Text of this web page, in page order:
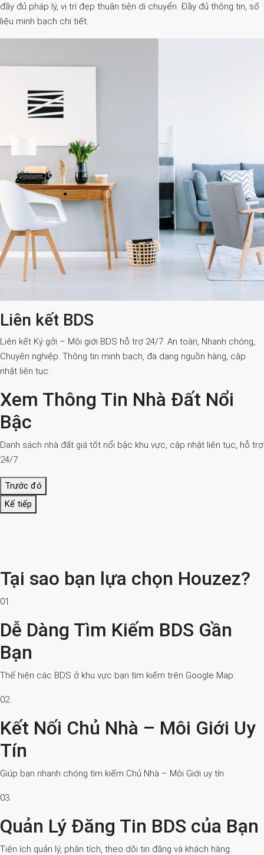
đầy đủ pháp lý, vị trí đẹp thuận tiện di chuyển. Đầy đủ thông tin, số
liệu minh bạch chi tiết.
Liên kết BDS
Liên kết Ký gởi – Môi giới BDS hỗ trợ 24/7. An toàn, Nhanh chóng,
Chuyên nghiệp. Thông tin minh bạch, đa dạng nguồn hàng, cập
nhật liên tục.
Xem Thông Tin Nhà Đất Nổi
Bậc
Danh sách nhà đất giá tốt nổi bậc khu vực, cập nhật liên tục, hỗ trợ
24/7
Trước đó
Kế tiếp
Tại sao bạn lựa chọn Houzez?
01.
Dễ Dàng Tìm Kiếm BDS Gần
Bạn
Thể hiện các BDS ở khu vực bạn tìm kiếm trên Google Map.
02.
Kết Nối Chủ Nhà – Môi Giới Uy
Tín
Giúp bạn nhanh chóng tìm kiếm Chủ Nhà – Môi Giới uy tín.
03.
Quản Lý Đăng Tin BDS của Bạn
Tiện ích quản lý, phân tích, theo dõi tin đăng và khách hàng.